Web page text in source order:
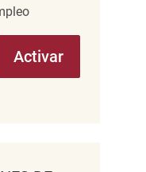
(obligatorio)
Activar